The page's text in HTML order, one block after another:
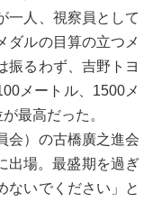
一人、視察員として
ダルの目算の立つメ
振るわず、吉野トヨ
メートル、1500メ
最高だった。
会）の古橋廣之進会
出場。最盛期を過ぎ
ないでください」と